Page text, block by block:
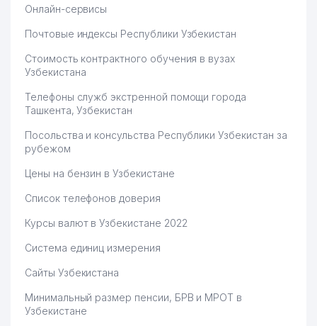
VIKTORI GLASS ООО
69 ELEMENT FREYM TV-STUDIO ЧП
70 TURON PATRIOT ЧП 807 м
71
ГОСУДАРСТВЕННЫЙ
ДРАМАТИЧЕСКИЙ ТЕАТР
807 м
73
ВОИНОВ-ВЕТЕРАНОВ
ТАШКЕНТСКОЙ ОБЛАСТИ
ХОКИМИЯТ
ШАЙХАНТАХУРСКОГО РАЙОНА
Онлайн-сервисы
Почтовые индексы Республики Узбекистан
Стоимость контрактного обучения в вузах
Узбекистана
Телефоны служб экстренной помощи города
Ташкента, Узбекистан
Посольства и консульства Республики Узбекистан за
рубежом
Цены на бензин в Узбекистане
Список телефонов доверия
Курсы валют в Узбекистане 2022
Система единиц измерения
Сайты Узбекистана
Минимальный размер пенсии, БРВ и МРОТ в
Узбекистане